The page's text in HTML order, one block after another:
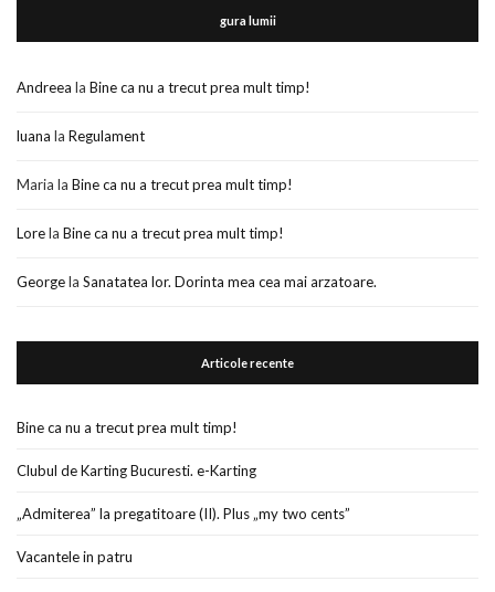
gura lumii
Andreea la Bine ca nu a trecut prea mult timp!
luana la Regulament
Maria la Bine ca nu a trecut prea mult timp!
Lorela Bine ca nu a trecut prea mult timp!
Georgela Sanatatea lor. Dorinta mea cea mai arzatoare.
Articole recente
Bine ca nu a trecut prea mult timp!
Clubul de Karting Bucuresti. e-Karting
„Admiterea” la pregatitoare (II). Plus „my two cents”
Vacantele in patru